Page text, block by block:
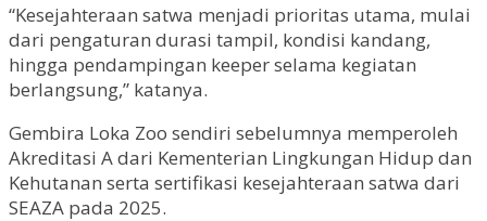
“Kesejahteraan satwa menjadi prioritas utama, mulai
dari pengaturan durasi tampil, kondisi kandang,
hingga pendampingan keeper selama kegiatan
berlangsung,” katanya.
Gembira Loka Zoo sendiri sebelumnya memperoleh
Akreditasi A dari Kementerian Lingkungan Hidup dan
Kehutanan serta sertifikasi kesejahteraan satwa dari
SEAZA pada 2025.